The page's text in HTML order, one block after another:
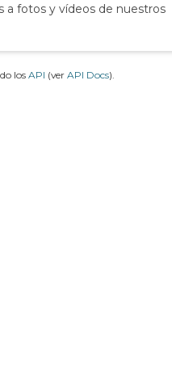
a fotos y vídeos de nuestros
los API (ver API Docs).